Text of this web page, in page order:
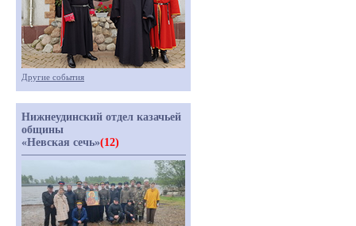
Другие события
Нижнеудинский отдел казачьей
общины
«Невская сечь»(12)